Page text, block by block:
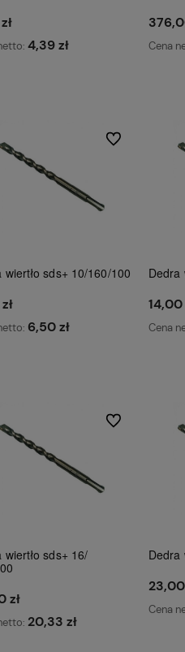
4,39 zł Cena
wiertło sds+ 10/160/100
6,50 zł
Do ulubionych
Dedra
14,00
Cena
wiertło sds+ 16/
zł
20,33 zł
Do ulubionych
Dedra
23,00
Cena